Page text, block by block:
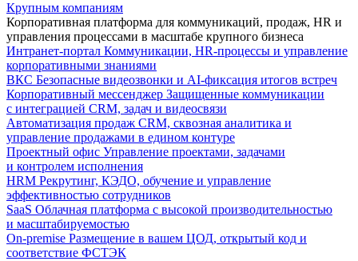
Крупным компаниям
Корпоративная платформа для коммуникаций, продаж, HR и
управления процессами в масштабе крупного бизнеса
Интранет-портал Коммуникации, HR-процессы и управление
корпоративными знаниями
ВКС Безопасные видеозвонки и AI-фиксация итогов встреч
Корпоративный мессенджер Защищенные коммуникации
с интеграцией CRM, задач и видеосвязи
Автоматизация продаж CRM, сквозная аналитика и
управление продажами в едином контуре
Проектный офис Управление проектами, задачами
и контролем исполнения
HRM Рекрутинг, КЭДО, обучение и управление
эффективностью сотрудников
SaaS Облачная платформа с высокой производительностью
и масштабируемостью
On-premise Размещение в вашем ЦОД, открытый код и
соответствие ФСТЭК